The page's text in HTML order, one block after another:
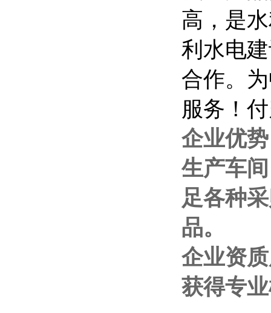
高，是
利水电
合作。
服务！
企业优
生产车
足各种
品。
企业资
获得专